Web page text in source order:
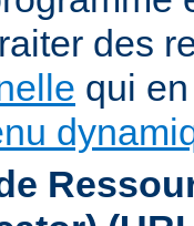
des
qui